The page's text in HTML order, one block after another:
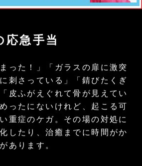
応急手当
った！」「ガラスの扉に激突
刺さっている」「錆びたくぎ
皮ふがえぐれて骨が見えてい
ったにないけれど、起こる可
重症のケガ。その場の対処に
したり、治癒までに時間がか
あります。